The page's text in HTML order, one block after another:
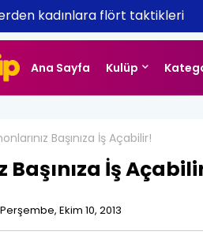
kadınlara flört taktikleri
Ana Sayfa Kulüp
Başınıza İş Açabilir!
Başınıza İş
Perşembe, Ekim 10, 2013